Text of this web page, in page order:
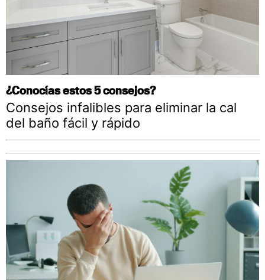
¿Conocías estos 5 consejos?
Consejos infalibles para eliminar la cal
del baño fácil y rápido